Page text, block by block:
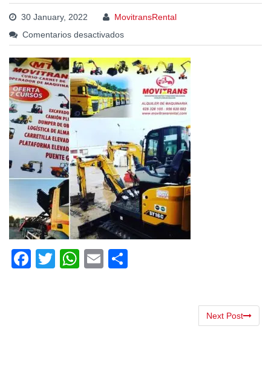
30 January, 2022
MovitransRental
Comentarios desactivados
Facebook
TwitterWhatsApp
Email
Next Post